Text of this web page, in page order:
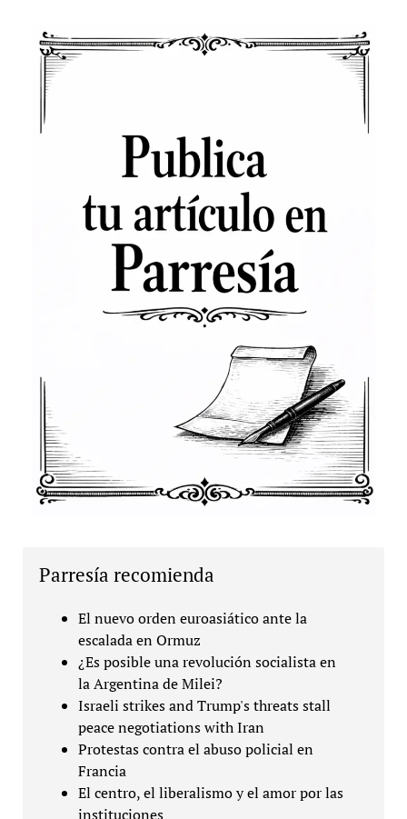
Parresía recomienda
El nuevo orden euroasiático ante la
escalada en Ormuz
¿Es posible una revolución socialista en
la Argentina de Milei?
Israeli strikes and Trump's threats stall
peace negotiations with Iran
Protestas contra el abuso policial en
Francia
El centro, el liberalismo y el amor por las
instituciones